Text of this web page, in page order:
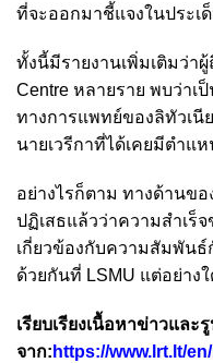
ที่จะออกมาชี้แจงในประเ
ทั้งนี้มีรายงานเพิ่มเติมว่า
Centre หลายราย พบว่าเ
ทางการแพทย์ของลิทัวเนี
นายเวรีกาที่ได้เคยมีตำแ
อย่างไรก็ตาม ทางด้านข
ปฏิเสธแล้วว่าความสำเร็
เกี่ยวข้องกับความสัมพันธ์
ด้วยกันที่ LSMU แต่อย่าง
เรียบเรียงเนื้อหาข่าวและ
จาก: https://www.lrt.lt/